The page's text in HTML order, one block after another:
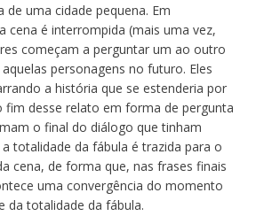
uma cidade pequena. Em
cena é interrompida (mais uma vez,
começam a perguntar um ao outro
personagens no futuro. Eles
a história que se estenderia por
fim desse relato em forma de pergunta
o final do diálogo que tinham
totalidade da fábula é trazida para o
cena, de forma que, nas frases finais
uma convergência do momento
da totalidade da fábula.